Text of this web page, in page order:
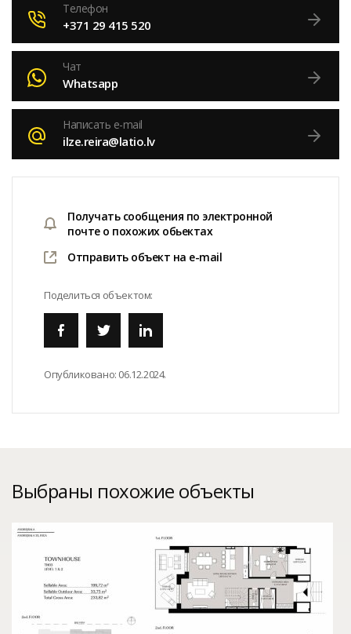
Телефон
+371 29 415 520
Чат
Whatsapp
Написать e-mail
ilze.reira@latio.lv
Получать сообщения по электронной
почте о похожих обьектах
Отправить объект на e-mail
Поделиться объектом:
Опубликовано: 06.12.2024.
Выбраны похожие объекты